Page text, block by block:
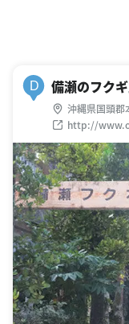
D 備瀬のフク
沖縄県国頭郡
http://